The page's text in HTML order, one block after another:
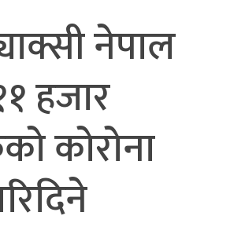
नेपाल
हजार
कोरोना